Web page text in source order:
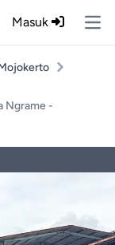
Masuk
Ngrame -